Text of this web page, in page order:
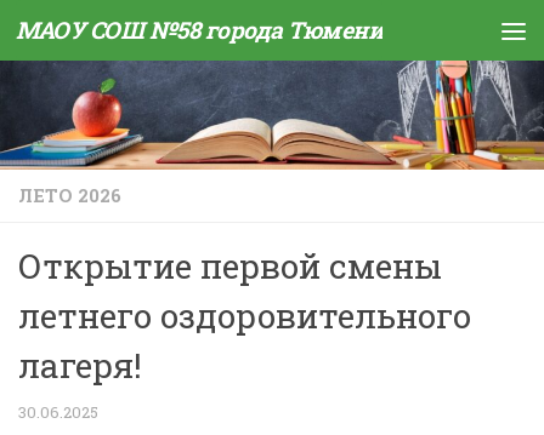
Skip to content
МАОУ СОШ №58 города Тюмени
ЛЕТО 2026
Открытие первой смены
летнего оздоровительного
лагеря!
30.06.2025